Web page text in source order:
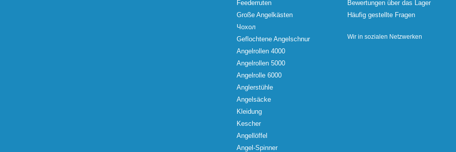
Feederruten
Große Angelkästen
Чохол
Geflochtene Angelschnur
Angelrollen 4000
Angelrollen 5000
Angelrolle 6000
Anglerstühle
Angelsäcke
Kleidung
Kescher
Angellöffel
Angel-Spinner
Bewertungen über das Lager
Häufig gestellte Fragen
Wir in sozialen Netzwerken